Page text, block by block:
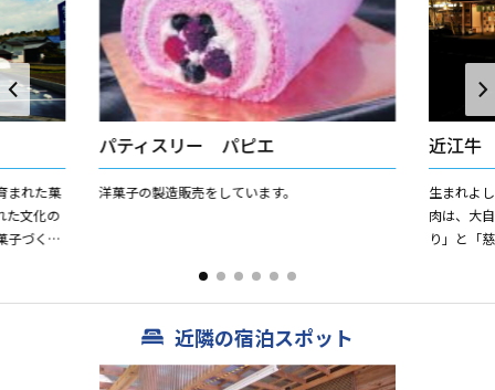
まれた菓
た文化の
子づくり
パティスリー パピエ
洋菓子の製造販売をしています。
近江牛
生まれよ
肉は、大
り」と「
近隣の宿泊スポット